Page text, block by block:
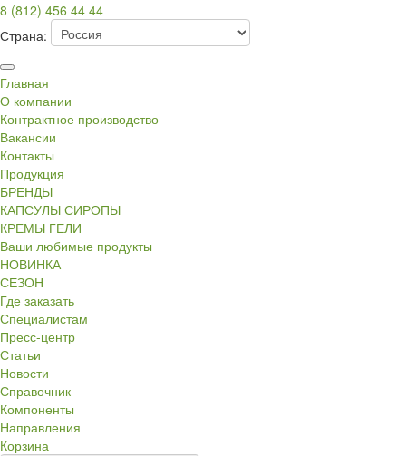
8 (812) 456 44 44
Страна:
Главная
О компании
Контрактное производство
Вакансии
Контакты
Продукция
БРЕНДЫ
КАПСУЛЫ СИРОПЫ
КРЕМЫ ГЕЛИ
Ваши любимые продукты
НОВИНКА
СЕЗОН
Где заказать
Специалистам
Пресс-центр
Статьи
Новости
Справочник
Компоненты
Направления
Корзина